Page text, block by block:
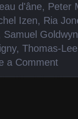
d'âne, Peter
Izen, Ria
Samuel Goldwyn
, Thomas-
a Comment